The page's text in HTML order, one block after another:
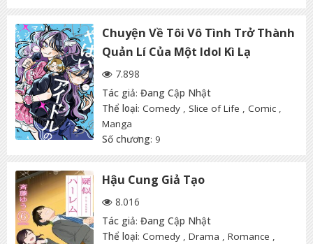
Chuyện Về Tôi Vô Tình Trở Thành
Quản Lí Của Một Idol Kì Lạ
7.898
Tác giả: Đang Cập Nhật
Thể loại: Comedy , Slice of Life , Comic ,
Manga
Số chương: 9
Hậu Cung Giả Tạo
8.016
Tác giả: Đang Cập Nhật
Thể loại: Comedy , Drama , Romance ,